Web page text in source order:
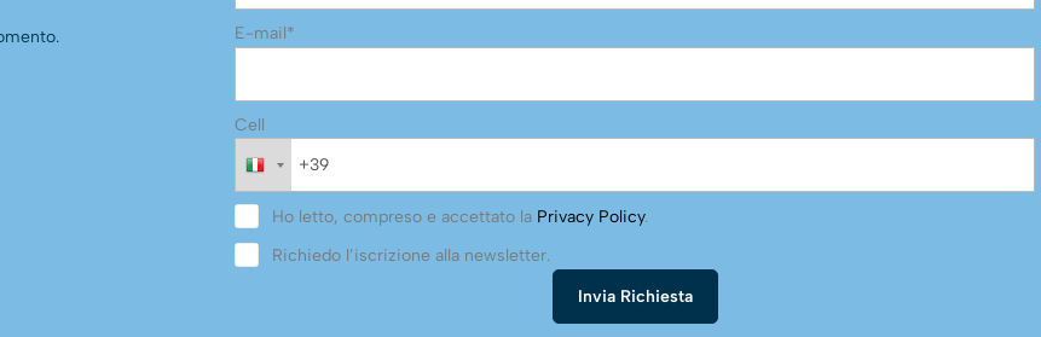
E-mail*
Cell
Ho letto, compreso e accettato la Privacy Policy.
Richiedo l’iscrizione alla newsletter.